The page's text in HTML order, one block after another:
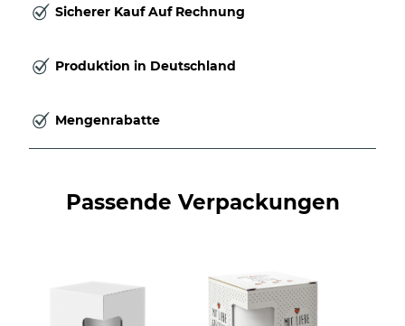
Sicherer Kauf Auf Rechnung
Produktion in Deutschland
Mengenrabatte
Passende Verpackungen